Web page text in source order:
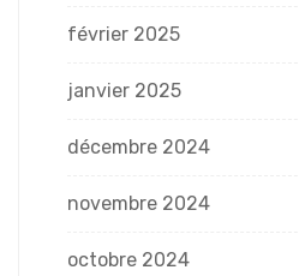
février 2025
janvier 2025
décembre 2024
novembre 2024
octobre 2024